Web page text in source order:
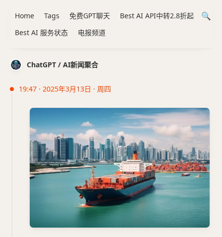
ChatGPT / AI新闻聚合
19:47 · 2025年3月13日 · 周四
Home Tags 免费GPT聊天
Best AI API中转2.8折起
Best AI 服务状态
电报频道